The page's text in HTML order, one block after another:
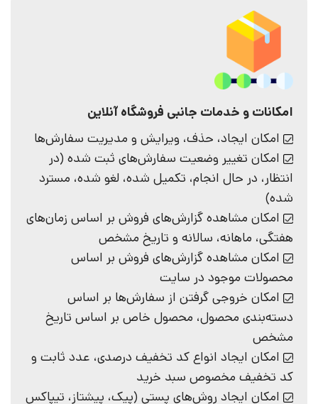
امکانات و خدمات جانبی فروشگاه آنلاین
امکان ایجاد، حذف، ویرایش و مدیریت سفارش‌ها
امکان تغییر وضعیت سفارش‌های ثبت شده (در
انتظار، در حال انجام، تکمیل شده، لغو شده، مسترد
شده)
امکان مشاهده گزارش‌های فروش بر اساس زمان‌های
هفتگی، ماهانه، سالانه و تاریخ مشخص
امکان مشاهده گزارش‌های فروش بر اساس
محصولات موجود در سایت
امکان خروجی گرفتن از سفارش‌ها بر اساس
دسته‌بندی محصول، محصول خاص بر اساس تاریخ
مشخص
امکان ایجاد انواع کد تخفیف درصدی، عدد ثابت و
کد تخفیف مخصوص سبد خرید
امکان ایجاد روش‌های پستی (پیک، پیشتاز، تیپاکس